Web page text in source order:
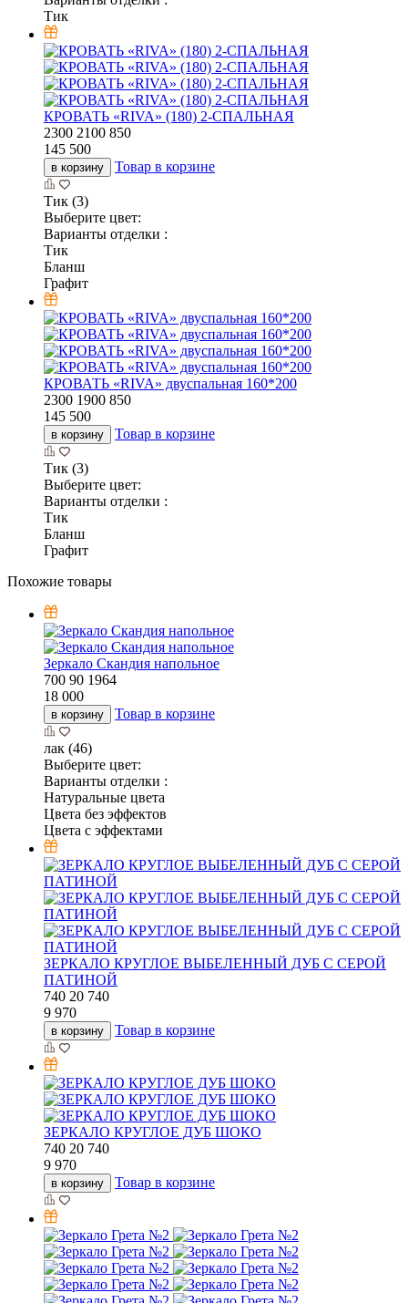
Тик
КРОВАТЬ «RIVA» (180) 2-СПАЛЬНАЯ
2300 2100 850
145 500
в корзину Товар в корзине
Тик (3)
Выберите цвет:
Варианты отделки :
Тик
Бланш
Графит
КРОВАТЬ «RIVA» двуспальная 160*200
2300 1900 850
145 500
в корзину Товар в корзине
Тик (3)
Выберите цвет:
Варианты отделки :
Тик
Бланш
Графит
Похожие товары
Зеркало Скандия напольное
700 90 1964
18 000
в корзину Товар в корзине
лак (46)
Выберите цвет:
Варианты отделки :
Натуральные цвета
Цвета без эффектов
Цвета с эффектами
ЗЕРКАЛО КРУГЛОЕ ВЫБЕЛЕННЫЙ ДУБ С СЕРОЙ
ПАТИНОЙ
740 20 740
9 970
в корзину Товар в корзине
ЗЕРКАЛО КРУГЛОЕ ДУБ ШОКО
740 20 740
9 970
в корзину Товар в корзине